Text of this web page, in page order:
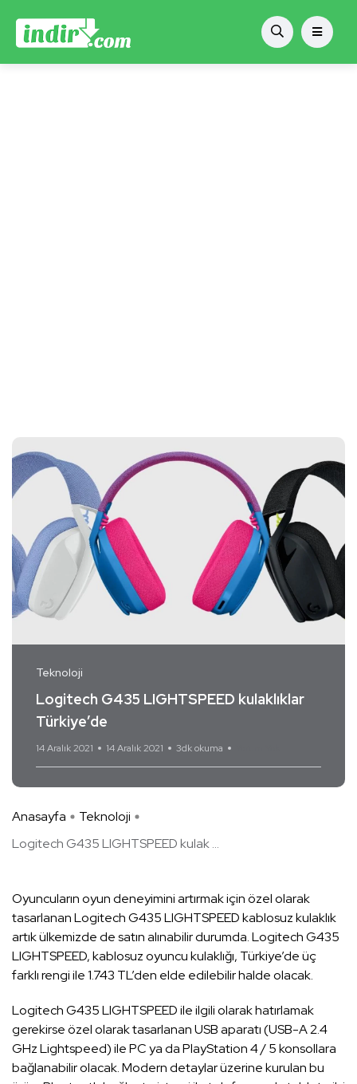
Teknoloji
Logitech G435 LIGHTSPEED kulaklıklar
Türkiye’de
14 Aralık 2021 14 Aralık 2021 3dk okuma
Anasayfa
Teknoloji
Logitech G435 LIGHTSPEED kulak ...
Oyuncuların oyun deneyimini artırmak için özel olarak
tasarlanan Logitech G435 LIGHTSPEED kablosuz kulaklık
artık ülkemizde de satın alınabilir durumda. Logitech G435
LIGHTSPEED, kablosuz oyuncu kulaklığı, Türkiye’de üç
farklı rengi ile 1.743 TL’den elde edilebilir halde olacak.
Logitech G435 LIGHTSPEED ile ilgili olarak hatırlamak
gerekirse özel olarak tasarlanan USB aparatı (USB-A 2.4
GHz Lightspeed) ile PC ya da PlayStation 4 / 5 konsollara
bağlanabilir olacak. Modern detaylar üzerine kurulan bu